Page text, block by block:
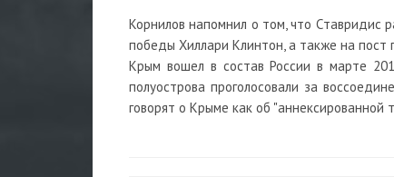
Корнилов напомнил о том, что Ставридис
победы Хиллари Клинтон, а также на пост
Крым вошел в состав России в марте
полуострова проголосовали за
говорят о Крыме как об "аннексированной